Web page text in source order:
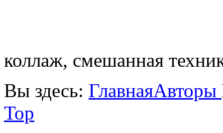
коллаж, смешанная
Вы здесь: ГлавнаяАвторы
Top